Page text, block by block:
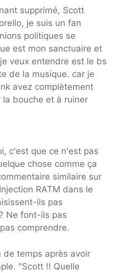
supprimé, Scott
je suis un fan
politiques se
est mon sanctuaire et
veux entendre est le bs
de la musique. car je
avez complètement
bouche et à ruiner
c'est que ce n'est pas
chose comme ça
similaire sur
RATM dans le
ils pas
Ne font-ils pas
comprendre.
de temps après avoir
"Scott !! Quelle